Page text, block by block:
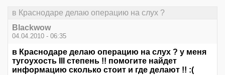
в Краснодаре делаю операцию на слух ?
Blackwow
04.04.2010 - 06:35
в Краснодаре делаю операцию на слух ? у меня
тугоухость III степень !! помогите найдет
информацию сколько стоит и где делают !! :(